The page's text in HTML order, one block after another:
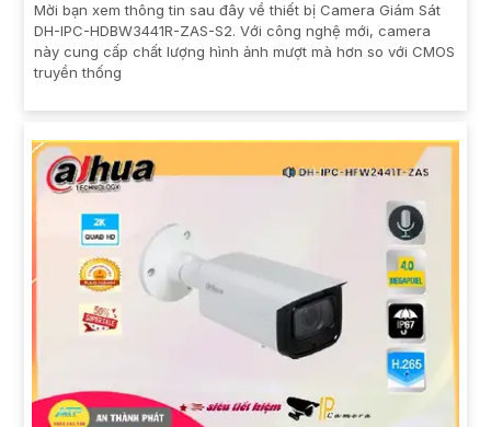
Mời bạn xem thông tin sau đây về thiết bị Camera Giám Sát
DH-IPC-HDBW3441R-ZAS-S2. Với công nghệ mới, camera
này cung cấp chất lượng hình ảnh mượt mà hơn so với CMOS
truyền thống